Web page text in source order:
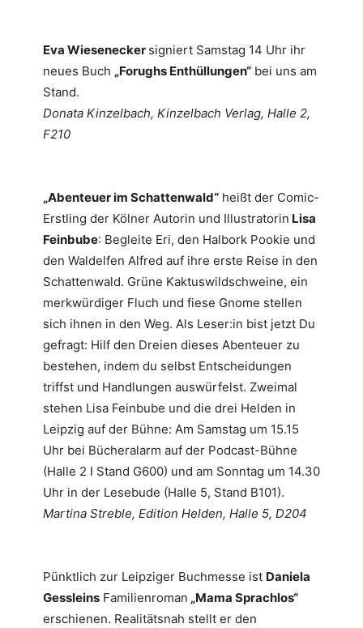
Eva Wiesenecker signiert Samstag 14 Uhr ihr
neues Buch „Forughs Enthüllungen“bei uns am
Stand.
Donata Kinzelbach, Kinzelbach Verlag, Halle 2,
F210
„Abenteuer im Schattenwald“heißt der Comic-
Erstling der Kölner Autorin und Illustratorin Lisa
Feinbube: Begleite Eri, den Halbork Pookie und
den Waldelfen Alfred auf ihre erste Reise in den
Schattenwald. Grüne Kaktuswildschweine, ein
merkwürdiger Fluch und fiese Gnome stellen
sich ihnen in den Weg. Als Leser:in bist jetzt Du
gefragt: Hilf den Dreien dieses Abenteuer zu
bestehen, indem du selbst Entscheidungen
triffst und Handlungen auswürfelst. Zweimal
stehen Lisa Feinbube und die drei Helden in
Leipzig auf der Bühne: Am Samstag um 15.15
Uhr bei Bücheralarm auf der Podcast-Bühne
(Halle 2 I Stand G600) und am Sonntag um 14.30
Uhr in der Lesebude (Halle 5, Stand B101).
Martina Streble, Edition Helden, Halle 5, D204
Pünktlich zur Leipziger Buchmesse ist Daniela
GessleinsFamilienroman „Mama Sprachlos“
erschienen. Realitätsnah stellt er den